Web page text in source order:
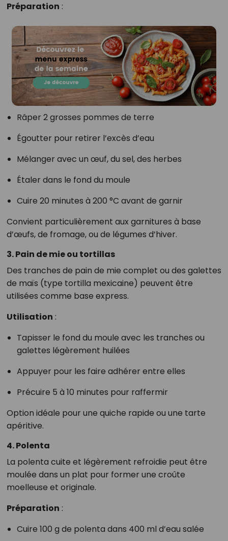
Préparation :
Râper 2 grosses pommes de terre
Égoutter pour retirer l’excès d’eau
Mélanger avec un œuf, du sel, des herbes
Étaler dans le fond du moule
Cuire 20 minutes à 200 °C avant de garnir
Convient particulièrement aux garnitures à base
d’œufs, de fromage, ou de légumes d’hiver.
3. Pain de mie ou tortillas
Des tranches de pain de mie complet ou des galettes
de maïs (type tortilla mexicaine) peuvent être
utilisées comme base express.
Utilisation :
Tapisser le fond du moule avec les tranches ou
galettes légèrement huilées
Appuyer pour les faire adhérer entre elles
Précuire 5 à 10 minutes pour raffermir
Option idéale pour une quiche rapide ou une tarte
apéritive.
4. Polenta
La polenta cuite et légèrement refroidie peut être
moulée dans un plat pour former une croûte
moelleuse et originale.
Préparation :
Cuire 100 g de polenta dans 400 ml d’eau salée